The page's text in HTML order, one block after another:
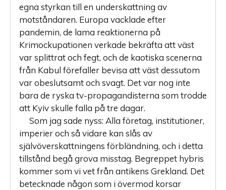
egna styrkan till en underskattning av
motståndaren. Europa vacklade efter
pandemin, de lama reaktionerna på
Krimockupationen verkade bekräfta att väst
var splittrat och fegt, och de kaotiska scenerna
från Kabul förefaller bevisa att väst dessutom
var obeslutsamt och svagt. Det var nog inte
bara de ryska tv-propagandisterna som trodde
att Kyiv skulle falla på tre dagar.
Som jag sade nyss: Alla företag, institutioner,
imperier och så vidare kan slås av
självöverskattningens förbländning, och i detta
tillstånd begå grova misstag. Begreppet hybris
kommer som vi vet från antikens Grekland. Det
betecknade någon som i övermod korsar